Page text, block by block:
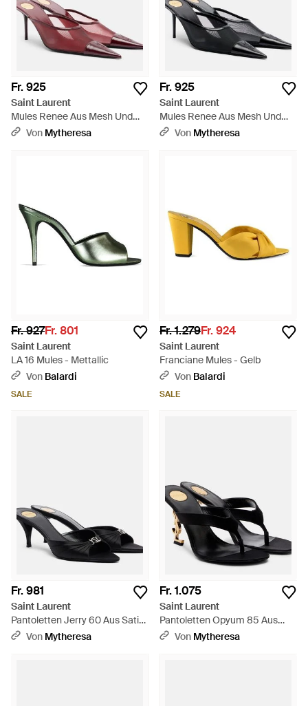
Fr. 925
Saint Laurent
Mules Renee Aus Mesh Und
Leder - Pink
Von Mytheresa
Fr. 925
Saint Laurent
Mules Renee Aus Mesh Und
Leder - Schwarz
Von Mytheresa
Fr. 927Fr. 801
Saint Laurent
LA 16 Mules - Mettallic
Von Balardi
SALE
Fr. 1.279Fr. 924
Saint Laurent
Franciane Mules - Gelb
Von Balardi
SALE
Fr. 981
Saint Laurent
Pantoletten Jerry 60 Aus Satin
Mit Kristallen - Schwarz
Von Mytheresa
Fr. 1.075
Saint Laurent
Pantoletten Opyum 85 Aus
Crepe - Schwarz
Von Mytheresa